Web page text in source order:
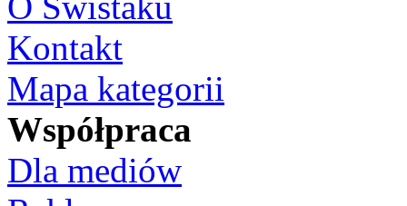
Kontakt
Mapa kategorii
Współpraca
Dla mediów